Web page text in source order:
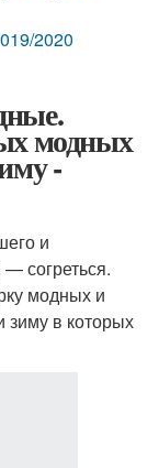
2020
модных
-
и
— согреться.
модных и
зиму в которых